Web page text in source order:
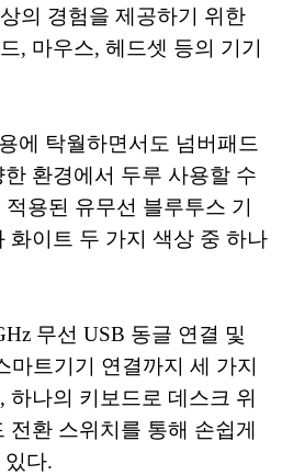
의 경험을 제공하기 위한
, 마우스, 헤드셋 등의 기기
에 탁월하면서도 넘버패드
환경에서 두루 사용할 수
용된 유무선 블루투스 기
화이트 두 가지 색상 중 하나
무선 USB 동글 연결 및
마트기기 연결까지 세 가지
하나의 키보드로 데스크 위
전환 스위치를 통해 손쉽게
있다.